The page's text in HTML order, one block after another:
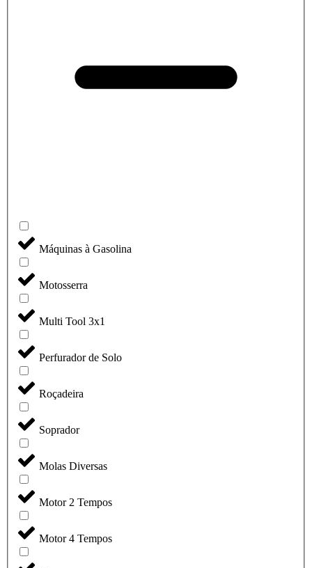
Máquinas à Gasolina
Motosserra
Multi Tool 3x1
Perfurador de Solo
Roçadeira
Soprador
Molas Diversas
Motor 2 Tempos
Motor 4 Tempos